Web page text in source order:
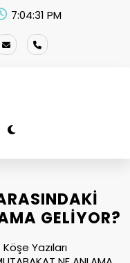
7:04:31 PM
GELİYOR?
Köşe Yazıları